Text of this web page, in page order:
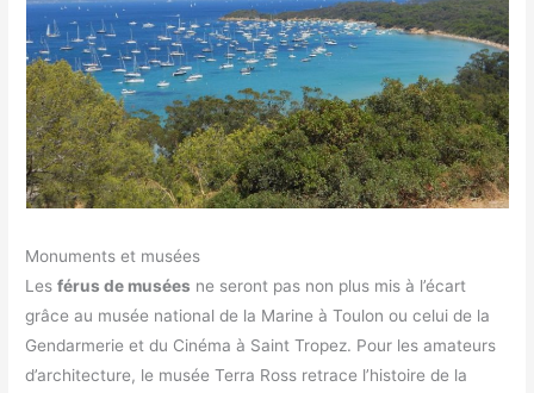
Monuments et musées
Lesférus de musées ne seront pas non plus mis à l’écart
grâce au musée national de la Marine à Toulon ou celui de la
Gendarmerie et du Cinéma à Saint Tropez. Pour les amateurs
d’architecture, le musée Terra Ross retrace l’histoire de la